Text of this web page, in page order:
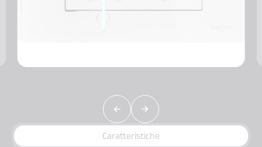
Caratteristiche